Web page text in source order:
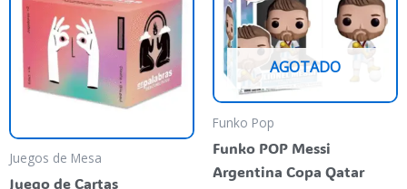
Juegos de Mesa
Juego de Cartas
AGOTADO
Funko Pop
Funko POP Messi
Argentina Copa Qatar